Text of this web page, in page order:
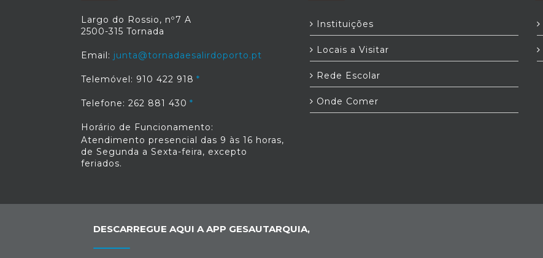
Largo do Rossio, nº7 A
2500-315 Tornada
Email: junta@tornadaesalirdoporto.pt
Telemóvel: 910 422 918
Telefone: 262 881 430
Horário de Funcionamento:
Atendimento presencial das 9 às 16 horas,
de Segunda a Sexta-feira, excepto
feriados.
Instituições
Locais a Visitar
Rede Escolar
Onde Comer
DESCARREGUE AQUI A APP GESAUTARQUIA,